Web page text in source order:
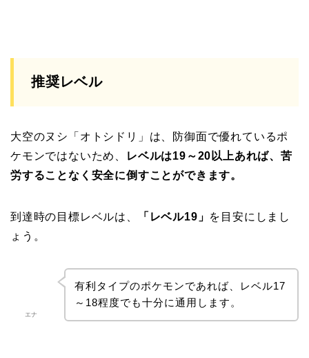
推奨レベル
大空のヌシ「オトシドリ」は、防御面で優れているポ
ケモンではないため、
レベルは19～20以上あれば、苦
労することなく安全に倒すことができます。
到達時の目標レベルは、 「レベル19」 を目安にしまし
ょう。
エナ
有利タイプのポケモンであれば、レベル17
～18程度でも十分に通用します。